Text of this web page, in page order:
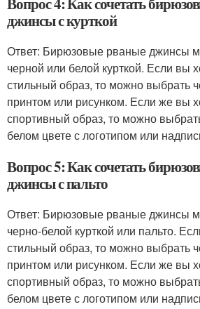
джинсы с курткой
Ответ: Бирюзовые рваные джинсы
черной или белой курткой. Если вы
стильный образ, то можно выбрать
принтом или рисунком. Если же вы
спортивный образ, то можно
белом цвете с логотипом или
Вопрос 5: Как сочетать
джинсы с пальто
Ответ: Бирюзовые рваные джинсы
черно-белой курткой или пальто.
стильный образ, то можно выбрать
принтом или рисунком. Если же вы
спортивный образ, то можно
белом цвете с логотипом или